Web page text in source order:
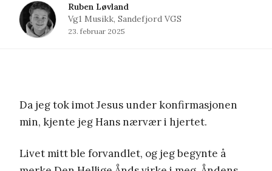
Ruben Løvland
Vg1 Musikk, Sandefjord VGS
23. februar 2025
Da jeg tok imot Jesus under konfirmasjonen
min, kjente jeg Hans nærvær i hjertet.
Livet mitt ble forvandlet, og jeg begynte å